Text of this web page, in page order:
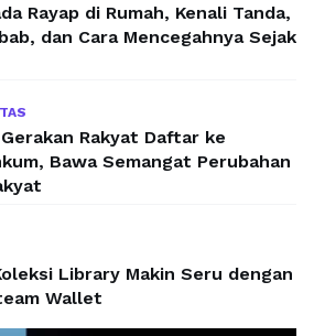
Rayap di Rumah, Kenali Tanda,
dan Cara Mencegahnya Sejak
Rakyat Daftar ke
Bawa Semangat Perubahan
Library Makin Seru dengan
Wallet